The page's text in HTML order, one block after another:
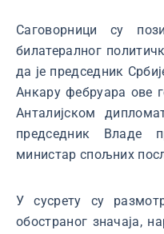
Саговорници су
билатералног
да је председник
Анкару фебруара ове
Анталијском
председник
министар спољних
У сусрету су
обостраног значаја,